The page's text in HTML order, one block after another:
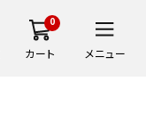
0
カート メニュー